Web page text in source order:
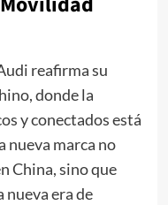
reafirma su
donde la
y conectados está
nueva marca no
China, sino que
nueva era de